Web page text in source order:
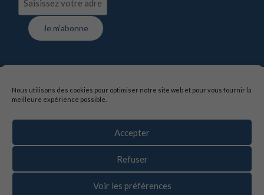
Nous utilisons des cookies pour optimiser notre site web et pour vous fournir la
meilleure expérience possible.
Accepter
Refuser
Voir les préférences
- Contact Livraison - Suivi de commande
Mentions légales
Conditions générales de vente
La vente d’alcool est interdite aux mineurs de moins de
18 ans, l’abus d’alcool est dangereux pour la santé,
© Vins du Nord - 2026